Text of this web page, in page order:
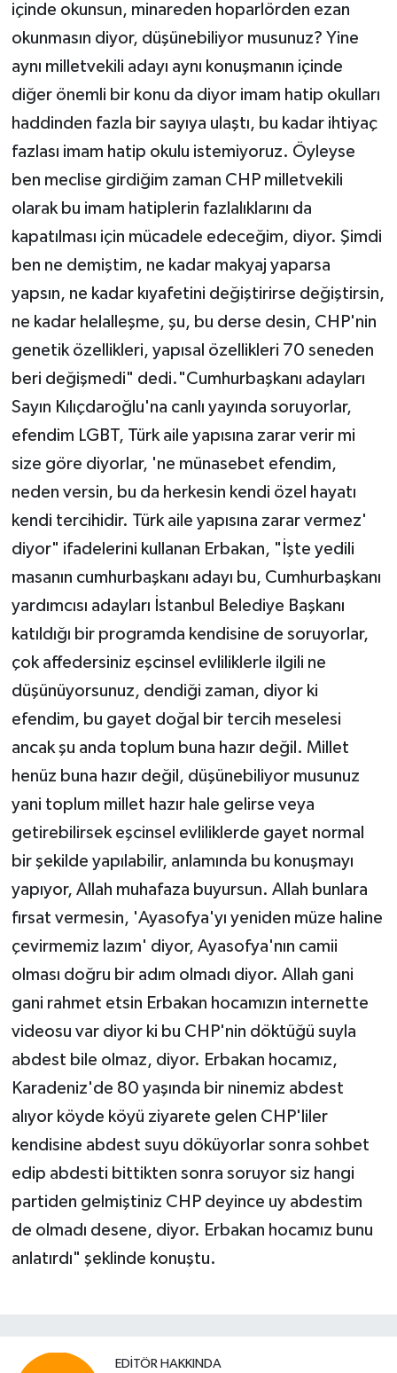
içinde okunsun, minareden hoparlörden ezan
okunmasın diyor, düşünebiliyor musunuz? Yine
aynı milletvekili adayı aynı konuşmanın içinde
diğer önemli bir konu da diyor imam hatip okulları
haddinden fazla bir sayıya ulaştı, bu kadar ihtiyaç
fazlası imam hatip okulu istemiyoruz. Öyleyse
ben meclise girdiğim zaman CHP milletvekili
olarak bu imam hatiplerin fazlalıklarını da
kapatılması için mücadele edeceğim, diyor. Şimdi
ben ne demiştim, ne kadar makyaj yaparsa
yapsın, ne kadar kıyafetini değiştirirse değiştirsin,
ne kadar helalleşme, şu, bu derse desin, CHP'nin
genetik özellikleri, yapısal özellikleri 70 seneden
beri değişmedi" dedi."Cumhurbaşkanı adayları
Sayın Kılıçdaroğlu'na canlı yayında soruyorlar,
efendim LGBT, Türk aile yapısına zarar verir mi
size göre diyorlar, 'ne münasebet efendim,
neden versin, bu da herkesin kendi özel hayatı
kendi tercihidir. Türk aile yapısına zarar vermez'
diyor" ifadelerini kullanan Erbakan, "İşte yedili
masanın cumhurbaşkanı adayı bu, Cumhurbaşkanı
yardımcısı adayları İstanbul Belediye Başkanı
katıldığı bir programda kendisine de soruyorlar,
çok affedersiniz eşcinsel evliliklerle ilgili ne
düşünüyorsunuz, dendiği zaman, diyor ki
efendim, bu gayet doğal bir tercih meselesi
ancak şu anda toplum buna hazır değil. Millet
henüz buna hazır değil, düşünebiliyor musunuz
yani toplum millet hazır hale gelirse veya
getirebilirsek eşcinsel evliliklerde gayet normal
bir şekilde yapılabilir, anlamında bu konuşmayı
yapıyor, Allah muhafaza buyursun. Allah bunlara
fırsat vermesin, 'Ayasofya'yı yeniden müze haline
çevirmemiz lazım' diyor, Ayasofya'nın camii
olması doğru bir adım olmadı diyor. Allah gani
gani rahmet etsin Erbakan hocamızın internette
videosu var diyor ki bu CHP'nin döktüğü suyla
abdest bile olmaz, diyor. Erbakan hocamız,
Karadeniz'de 80 yaşında bir ninemiz abdest
alıyor köyde köyü ziyarete gelen CHP'liler
kendisine abdest suyu döküyorlar sonra sohbet
edip abdesti bittikten sonra soruyor siz hangi
partiden gelmiştiniz CHP deyince uy abdestim
de olmadı desene, diyor. Erbakan hocamız bunu
anlatırdı" şeklinde konuştu.
EDITÖR HAKKINDA